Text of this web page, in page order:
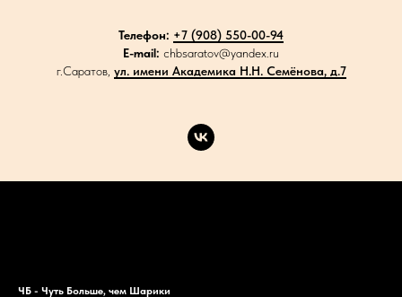
Телефон: +7 (908) 550-00-94
E-mail: chbsaratov@yandex.ru
г.Саратов, ул. имени Академика Н.Н. Семёнова, д.7
ЧБ - Чуть Больше, чем Шарики